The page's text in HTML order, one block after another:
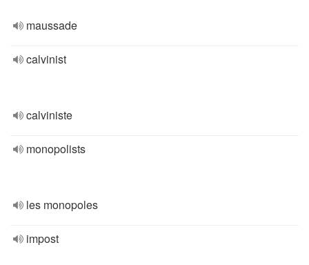
maussade
calvinist
calviniste
monopolists
les monopoles
impost